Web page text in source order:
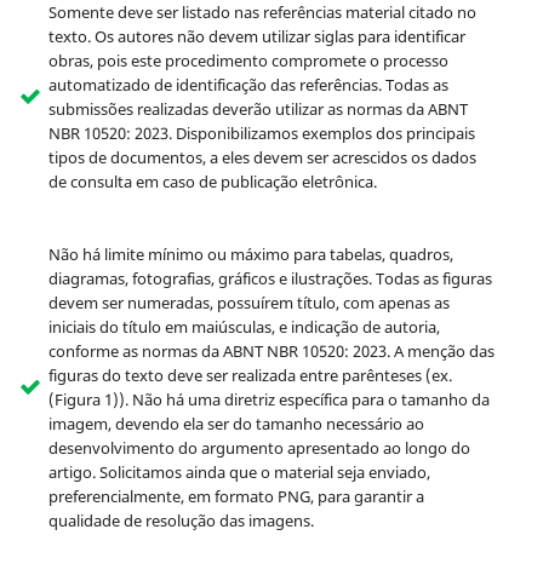
Somente deve ser listado nas referências material citado no
texto. Os autores não devem utilizar siglas para identificar
obras, pois este procedimento compromete o processo
automatizado de identificação das referências. Todas as
submissões realizadas deverão utilizar as normas da ABNT
NBR 10520: 2023. Disponibilizamos exemplos dos principais
tipos de documentos, a eles devem ser acrescidos os dados
de consulta em caso de publicação eletrônica.
Não há limite mínimo ou máximo para tabelas, quadros,
diagramas, fotografias, gráficos e ilustrações. Todas as figuras
devem ser numeradas, possuírem título, com apenas as
iniciais do título em maiúsculas, e indicação de autoria,
conforme as normas da ABNT NBR 10520: 2023. A menção das
figuras do texto deve ser realizada entre parênteses (ex.
(Figura 1)). Não há uma diretriz específica para o tamanho da
imagem, devendo ela ser do tamanho necessário ao
desenvolvimento do argumento apresentado ao longo do
artigo. Solicitamos ainda que o material seja enviado,
preferencialmente, em formato PNG, para garantir a
qualidade de resolução das imagens.